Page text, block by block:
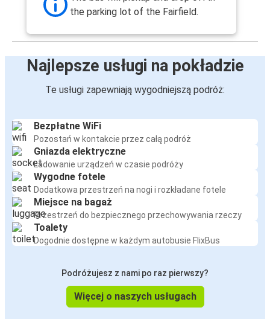
the parking lot of the Fairfield.
Najlepsze usługi na pokładzie
Te usługi zapewniają wygodniejszą podróż:
Bezpłatne WiFi
Pozostań w kontakcie przez całą podróż
Gniazda elektryczne
Ładowanie urządzeń w czasie podróży
Wygodne fotele
Dodatkowa przestrzeń na nogi i rozkładane fotele
Miejsce na bagaż
Przestrzeń do bezpiecznego przechowywania rzeczy
Toalety
Dogodnie dostępne w każdym autobusie FlixBus
Podróżujesz z nami po raz pierwszy?
Więcej o naszych usługach